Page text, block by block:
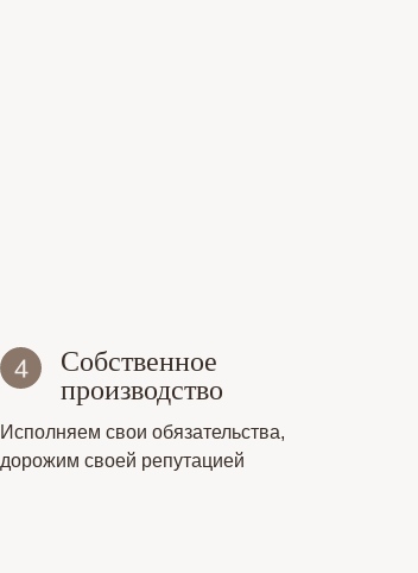
Собственное
производство
Исполняем свои обязательства,
дорожим своей репутацией